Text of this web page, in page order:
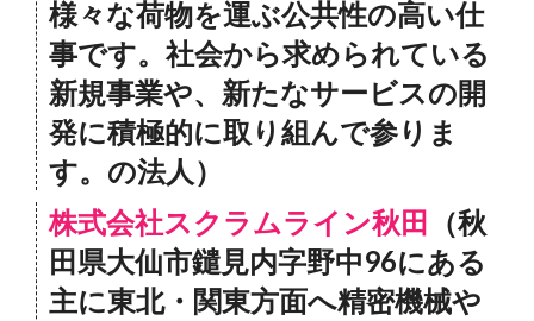
様々な荷物を運ぶ公共性の高い仕
事です。社会から求められている
新規事業や、新たなサービスの開
発に積極的に取り組んで参りま
す。の法人）
株式会社スクラムライン秋田
（秋
田県大仙市鑓見内字野中96にある
主に東北・関東方面へ精密機械や